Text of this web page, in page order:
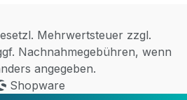
Mehrwertsteuer zzgl.
Nachnahmegebühren, wenn
angegeben.
Shopware